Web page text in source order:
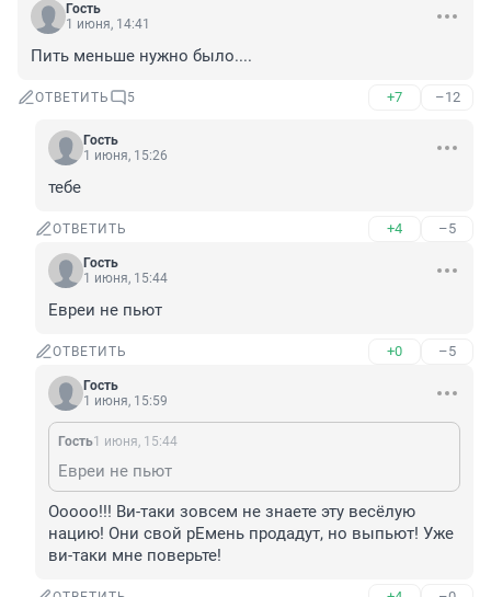
Гость
1 июня, 14:41
Пить меньше нужно было....
ОТВЕТИТЬ 5 +7 –12
Гость
1 июня, 15:26
тебе
ОТВЕТИТЬ +4 –5
Гость
1 июня, 15:44
Евреи не пьют
ОТВЕТИТЬ +0 –5
Гость
1 июня, 15:59
Гость1 июня, 15:44
Евреи не пьют
Ооооо!!! Ви-таки зовсем не знаете эту весёлую
нацию! Они свой рЕмень продадут, но выпьют! Уже
ви-таки мне поверьте!